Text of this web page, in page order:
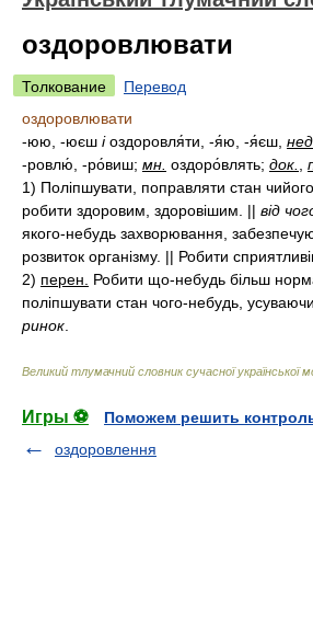
оздоровлювати
Толкование
Перевод
оздоровлювати
-юю, -юєш іоздоровля́ти, -я́ю, -я́єш,
-ровлю́, -ро́виш; мн. оздоро́влять; док.
1) Поліпшувати, поправляти стан
робити здоровим, здоровішим. || від
якого-небудь захворювання,
розвиток організму. || Робити
2) перен.
Робити що-небудь більш
поліпшувати стан чого-небудь,
ринок
Великий тлумачний словник сучасної української
Игры ⚽
Поможем решить
оздоровлення